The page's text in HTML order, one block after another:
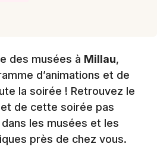
des musées à Millau,
d’animations et de
la soirée ! Retrouvez le
de cette soirée pas
les musées et les
près de chez vous.